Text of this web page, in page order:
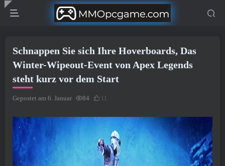
Schnappen Sie sich Ihre Hoverboards, Das
Winter-Wipeout-Event von Apex Legends
steht kurz vor dem Start
Gepostet am 6. Januar 84